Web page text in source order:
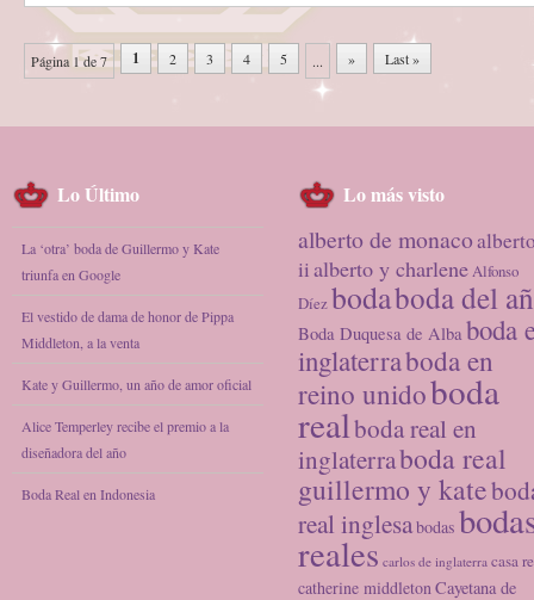
Página 1 de 7 1 2 3 4 5 ... » Last »
Lo Último
La ‘otra’ boda de Guillermo y Kate
triunfa en Google
El vestido de dama de honor de Pippa
Middleton, a la venta
Kate y Guillermo, un año de amor oficial
Alice Temperley recibe el premio a la
diseñadora del año
Boda Real en Indonesia
Lo más visto
alberto de monaco
iialberto y charleneAlfonso
Díezbodaboda del
Boda Duquesa de Alba boda
inglaterraboda en
reino unidoboda
realboda real en
inglaterraboda real
guillermo y kate
real inglesabodas
reales carlos de inglaterra casa
catherine middletonCayetana de